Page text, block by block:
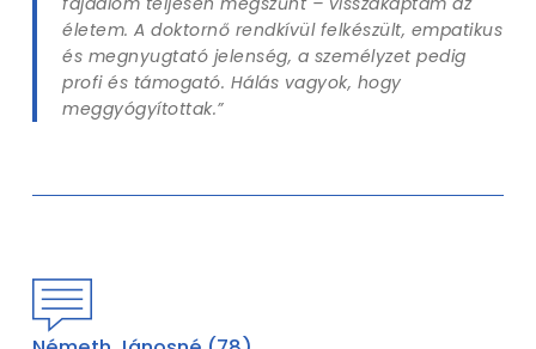
életem. A doktornő rendkívül felkészült, empatikus
és megnyugtató jelenség, a személyzet pedig
profi és támogató. Hálás vagyok, hogy
meggyógyítottak.”